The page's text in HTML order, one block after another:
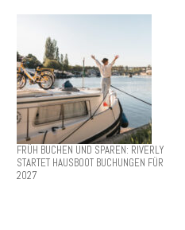
FRÜH BUCHEN UND SPAREN: RIVERLY
STARTET HAUSBOOT BUCHUNGEN FÜR
2027